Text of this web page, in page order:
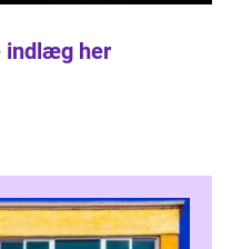
indlæg her